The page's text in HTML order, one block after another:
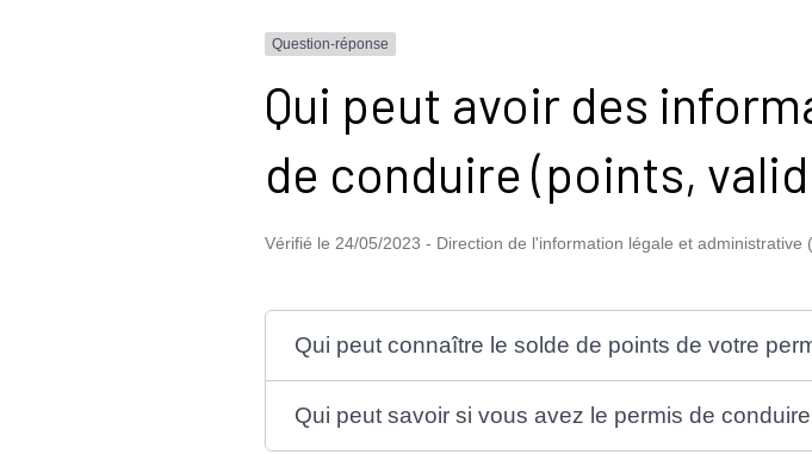
Question-réponse
Qui peut avoir des
de conduire (points,
Vérifié le 24/05/2023 - Direction de l'information légale et administrative
Qui peut connaître le solde de points de votre
Qui peut savoir si vous avez le permis de